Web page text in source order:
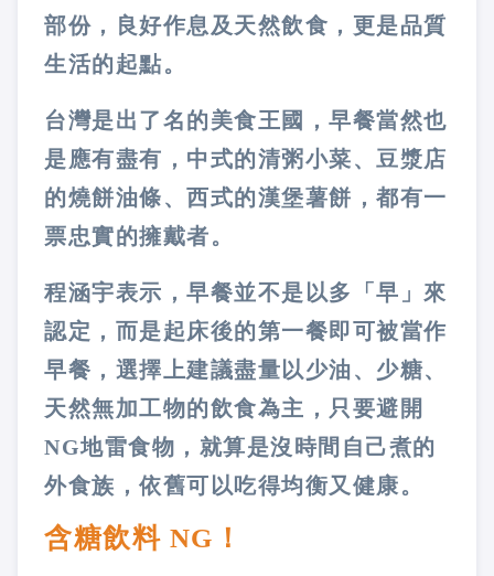
部份，良好作息及天然飲食，更是品質
生活的起點。
台灣是出了名的美食王國，早餐當然也
是應有盡有，中式的清粥小菜、豆漿店
的燒餅油條、西式的漢堡薯餅，都有一
票忠實的擁戴者。
程涵宇表示，早餐並不是以多「早」來
認定，而是起床後的第一餐即可被當作
早餐，選擇上建議盡量以少油、少糖、
天然無加工物的飲食為主，只要避開
NG地雷食物，就算是沒時間自己煮的
外食族，依舊可以吃得均衡又健康。
含糖飲料 NG ！